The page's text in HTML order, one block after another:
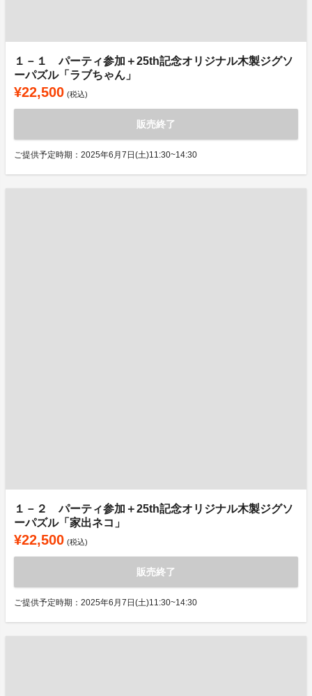
１－１ パーティ参加＋25th記念オリジナル木製ジグソ
ーパズル「ラブちゃん」
¥22,500 (税込)
販売終了
ご提供予定時期：2025年6月7日(土)11:30~14:30
１－２ パーティ参加＋25th記念オリジナル木製ジグソ
ーパズル「家出ネコ」
¥22,500 (税込)
販売終了
ご提供予定時期：2025年6月7日(土)11:30~14:30